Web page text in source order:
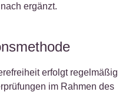
ergänzt.
erfolgt regelmäßig
im Rahmen des